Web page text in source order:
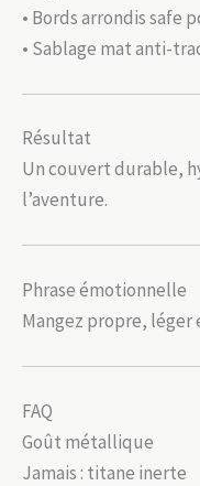
• Bords arrondis safe
• Sablage mat anti-
Résultat
Un couvert durable,
l’aventure.
Phrase émotionnelle
Mangez propre, léger
FAQ
Goût métallique
Jamais : titane inerte